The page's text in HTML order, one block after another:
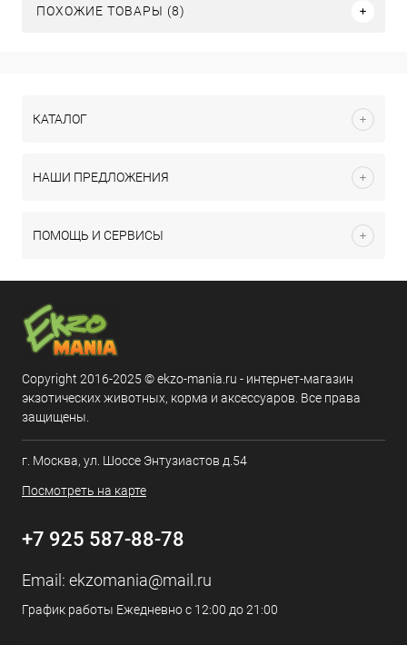
ПОХОЖИЕ ТОВАРЫ (8)
КАТАЛОГ
НАШИ ПРЕДЛОЖЕНИЯ
ПОМОЩЬ И СЕРВИСЫ
Copyright 2016-2025 © ekzo-mania.ru - интернет-магазин
экзотических животных, корма и аксессуаров. Все права
защищены.
г. Москва, ул. Шоссе Энтузиастов д.54
Посмотреть на карте
+7 925 587-88-78
Email: ekzomania@mail.ru
График работы Ежедневно с 12:00 до 21:00